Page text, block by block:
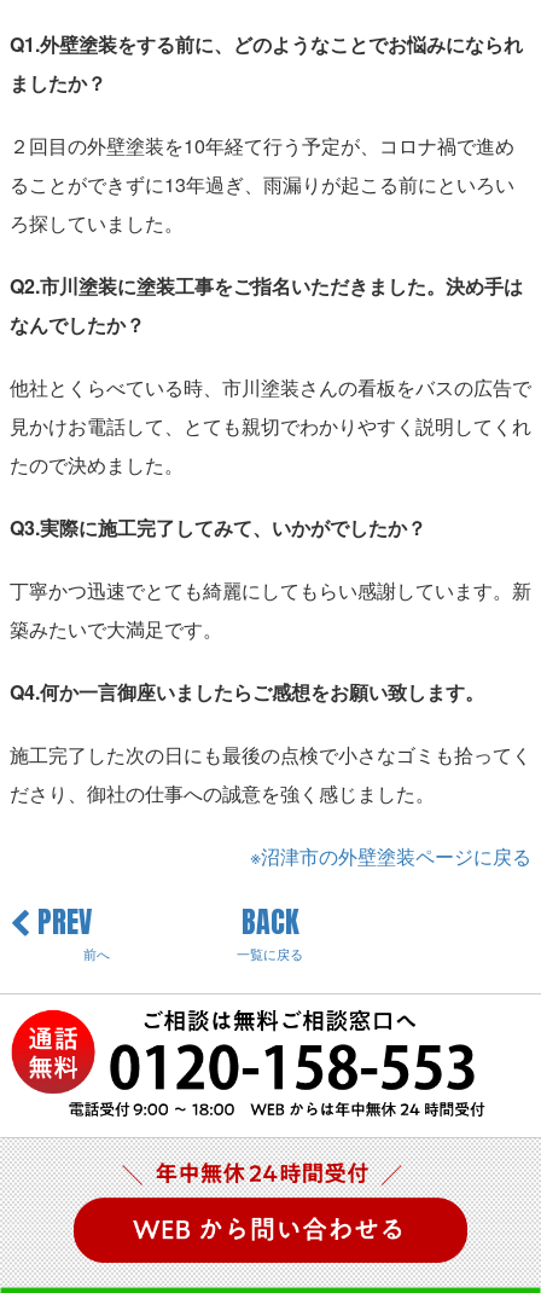
Q1.外壁塗装をする前に、どのようなことでお悩みになられ
ましたか？
２回目の外壁塗装を10年経て行う予定が、コロナ禍で進め
ることができずに13年過ぎ、雨漏りが起こる前にといろい
ろ探していました。
Q2.市川塗装に塗装工事をご指名いただきました。決め手は
なんでしたか？
他社とくらべている時、市川塗装さんの看板をバスの広告で
見かけお電話して、とても親切でわかりやすく説明してくれ
たので決めました。
Q3.実際に施工完了してみて、いかがでしたか？
丁寧かつ迅速でとても綺麗にしてもらい感謝しています。新
築みたいで大満足です。
Q4.何か一言御座いましたらご感想をお願い致します。
施工完了した次の日にも最後の点検で小さなゴミも拾ってく
ださり、御社の仕事への誠意を強く感じました。
※沼津市の外壁塗装ページに戻る
PREV
前へ
BACK
一覧に戻る